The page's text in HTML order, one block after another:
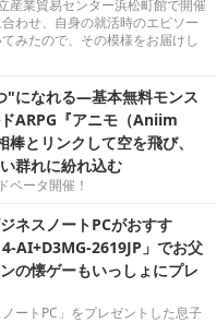
産業貿易センター浜松町館で開催
わせ、自身の就活時のエピソー
みたので、その模様をお届けし
"になれる―基本無料モンス
ARPG『アニモ（Aniim
とリンクして空を飛び、
群れに紛れ込む
ベータ開催！
ネスノートPCがおすす
AI+D3MG-2619JP」でお父
の懐ゲーもいっしょにプレ
ートPC」をプレゼントした息子